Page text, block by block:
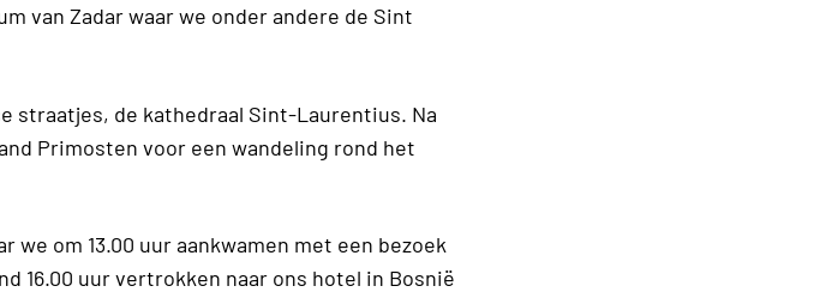
van Zadar waar we onder andere de Sint
straatjes, de kathedraal Sint-Laurentius. Na
Primosten voor een wandeling rond het
we om 13.00 uur aankwamen met een bezoek
16.00 uur vertrokken naar ons hotel in Bosnië